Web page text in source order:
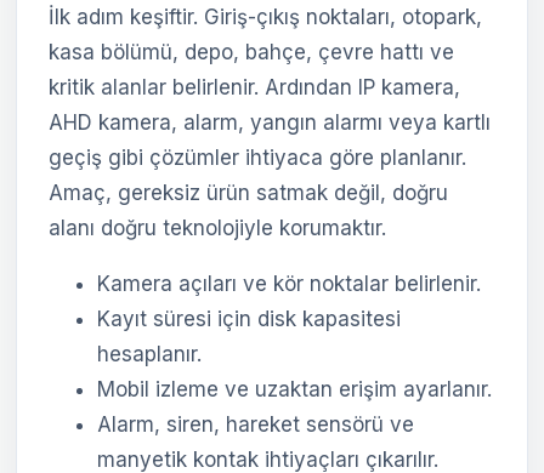
İlk adım keşiftir. Giriş-çıkış noktaları, otopark,
kasa bölümü, depo, bahçe, çevre hattı ve
kritik alanlar belirlenir. Ardından IP kamera,
AHD kamera, alarm, yangın alarmı veya kartlı
geçiş gibi çözümler ihtiyaca göre planlanır.
Amaç, gereksiz ürün satmak değil, doğru
alanı doğru teknolojiyle korumaktır.
Kamera açıları ve kör noktalar belirlenir.
Kayıt süresi için disk kapasitesi
hesaplanır.
Mobil izleme ve uzaktan erişim ayarlanır.
Alarm, siren, hareket sensörü ve
manyetik kontak ihtiyaçları çıkarılır.